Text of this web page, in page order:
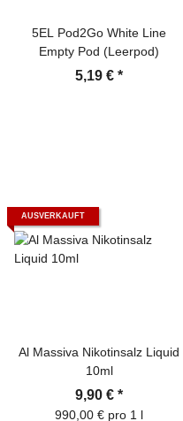
5EL Pod2Go White Line
Empty Pod (Leerpod)
5,19 € *
AUSVERKAUFT
Al Massiva Nikotinsalz Liquid
10ml
9,90 € *
990,00 € pro 1 l